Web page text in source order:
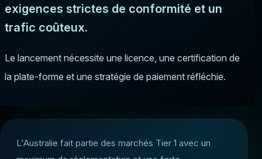
exigences strictes de conformité et un
trafic coûteux.
Le lancement nécessite une licence, une certification de
la plate-forme et une stratégie de paiement réfléchie.
L'Australie fait partie des marchés Tier 1 avec un